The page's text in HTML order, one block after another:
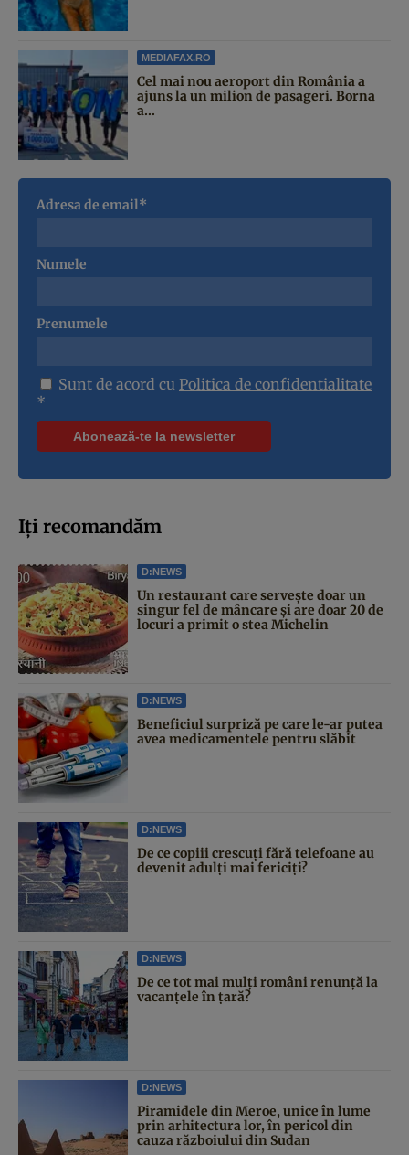
MEDIAFAX.RO
Cel mai nou aeroport din România a
ajuns la un milion de pasageri. Borna
a...
Adresa de email*
Numele
Prenumele
Sunt de acord cu Politica de confidentialitate
*
Iți recomandăm
D:NEWS
Un restaurant care servește doar un
singur fel de mâncare și are doar 20 de
locuri a primit o stea Michelin
D:NEWS
Beneficiul surpriză pe care le-ar putea
avea medicamentele pentru slăbit
D:NEWS
De ce copiii crescuți fără telefoane au
devenit adulți mai fericiți?
D:NEWS
De ce tot mai mulți români renunță la
vacanțele în țară?
D:NEWS
Piramidele din Meroe, unice în lume
prin arhitectura lor, în pericol din
cauza războiului din Sudan